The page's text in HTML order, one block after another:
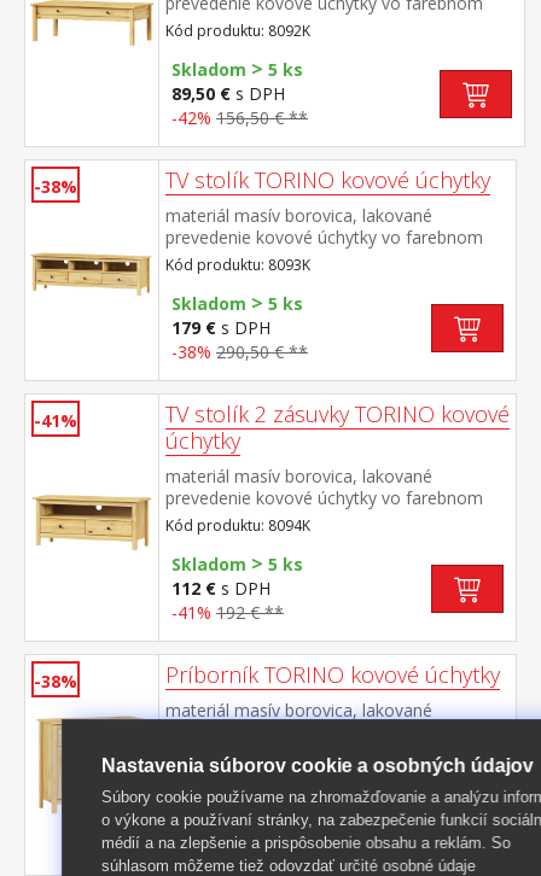
prevedení černená
mosadz široká zásuvka s kovovými pojazdmi
Kód produktu: 8092K
Skladom > 5 ks
89,50 € s DPH
-42% 156,50 € **
-38% TV stolík TORINO kovové úchytky
materiál masív borovica, lakované
prevedenie kovové úchytky vo farebnom
prevedení černená
mosadz 3 zásuvky s kovovými pojazdmi
Kód produktu: 8093K
Skladom > 5 ks
179 € s DPH
-38% 290,50 € **
-41%
TV stolík 2 zásuvky TORINO kovové
úchytky
materiál masív borovica, lakované
prevedenie kovové úchytky vo farebnom
prevedení černená mosadz
2 zásuvky s kovovými pojazdmi, 1 polica
Kód produktu: 8094K
Skladom > 5 ks
112 € s DPH
-41% 192 € **
-38% Príborník TORINO kovové úchytky
materiál masív borovica, lakované
prevedení černená mosadz 2 zásuvky s
kovovými pojazdmi, 2 plné dvere, 1
polica vhodný doplnok nadstavec 8096K
Kód produktu: 8095K
Skladom>5 ks
174,50 €s DPH
-38% 286 € **
Nastavenia súborov cookie a osobných údajov
Súbory cookie používame na zhromažďovanie a analýzu
o výkone a používaní stránky, na zabezpečenie funkcií
médií a na zlepšenie a prispôsobenie obsahu a reklám. So
súhlasom môžeme tiež odovzdať určité osobné údaje